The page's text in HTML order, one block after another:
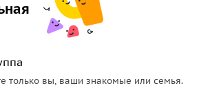
только вы, ваши знакомые или семья.